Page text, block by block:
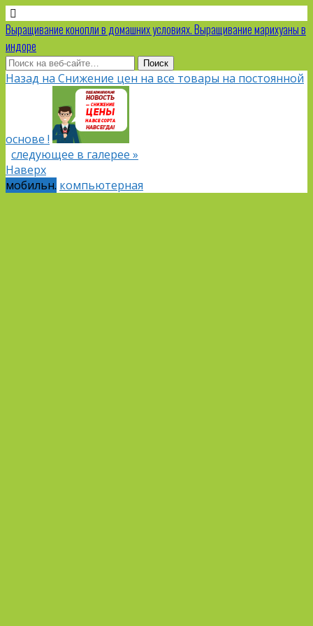
Выращивание конопли в домашних условиях. Выращивание марихуаны в
индоре
Назад на Снижение цен на все товары на постоянной
основе !
следующее в галерее »
Наверх
мобильн. компьютерная